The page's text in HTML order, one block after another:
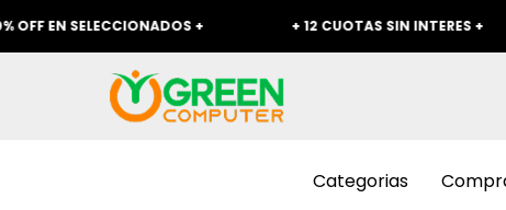
EN SELECCIONADOS + + 12 CUOTAS SIN INTERES +
Categorias